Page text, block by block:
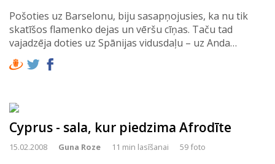
Pošoties uz Barselonu, biju sasapņojusies, ka nu tik
skatīšos flamenko dejas un vēršu cīņas. Taču tad
vajadzēja doties uz Spānijas vidusdaļu – uz Anda…
Cyprus - sala, kur piedzima Afrodīte
15.02.2008 Guna Roze 11 min lasīšanai 59 foto